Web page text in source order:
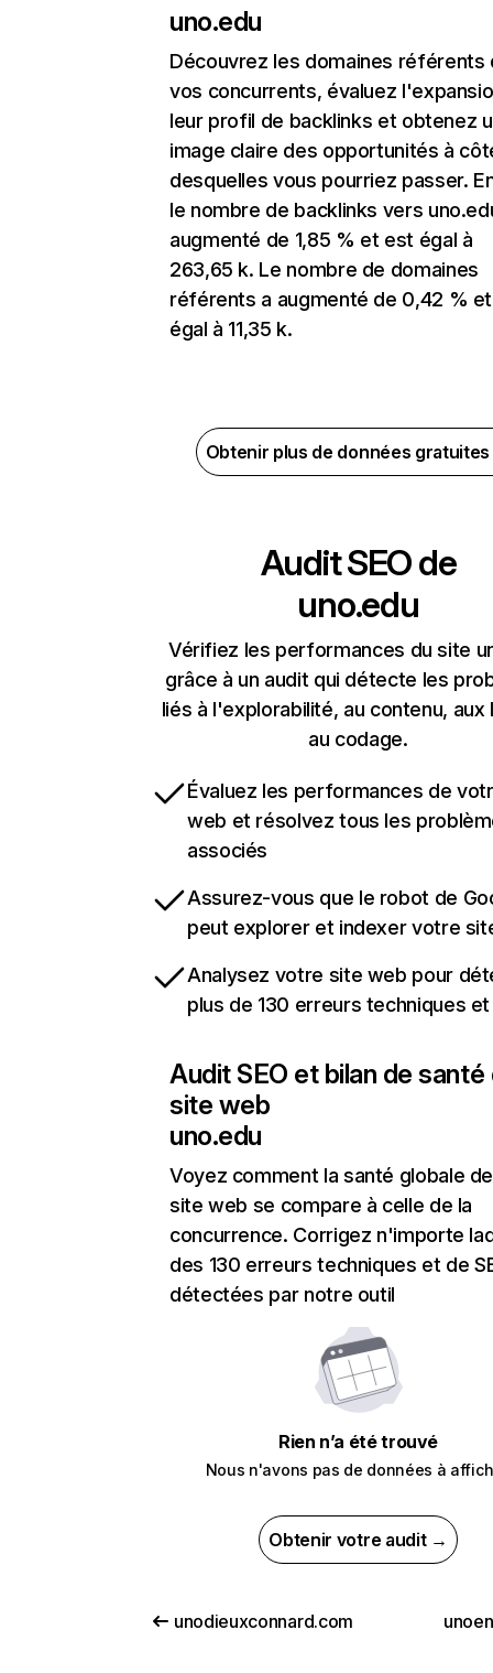
uno.edu
Découvrez les domaines référents
vos concurrents, évaluez
leur profil de backlinks et obtenez
image claire des opportunités à
desquelles vous pourriez passer.
le nombre de backlinks vers
augmenté de 1,85 % et est égal à
263,65 k. Le nombre de domaines
référents a augmenté de 0,42 %
égal à 11,35 k.
Obtenir plus de données
Audit SEO de
uno.edu
Vérifiez les performances du site
grâce à un audit qui détecte les
liés à l'explorabilité, au contenu, aux
au codage.
Évaluez les performances de
web et résolvez tous les
associés
Assurez-vous que le robot de
peut explorer et indexer votre
Analysez votre site web pour
plus de 130 erreurs techniques et
Audit SEO et bilan de santé
site web
uno.edu
Voyez comment la santé globale
site web se compare à celle de la
concurrence. Corrigez n'importe
des 130 erreurs techniques et de
détectées par notre outil
Rien n’a été trouvé
Nous n'avons pas de données à
Obtenir votre audit →
unodieuxconnard.com